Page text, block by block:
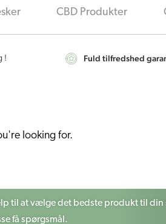
CBD Produkter
! Fuld tilfredshed
looking for.
til at vælge det bedste produkt til din
få spørgsmål.